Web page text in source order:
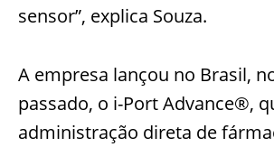
sensor”, explica Souza.
A empresa lançou no Brasil,
passado, o i-PortAdvance®,
administração direta de